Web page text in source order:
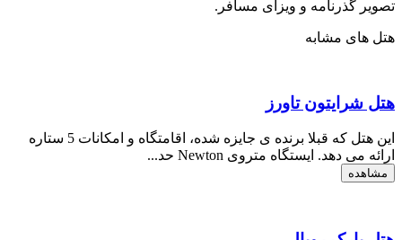
تصویر گذرنامه و ویزای مسافر.
هتل های مشابه
هتل شرایتون تاورز
این هتل که قبلا برنده ی جایزه شده، اقامتگاه و امکانات 5 ستاره
ارائه می دهد. ایستگاه متروی Newton حد...
مشاهده